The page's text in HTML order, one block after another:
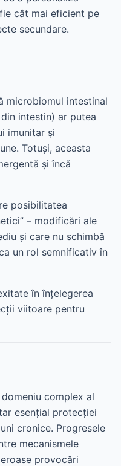
cât mai eficient pe
secundare.
microbiomul intestinal
intestin) ar putea
imunitar și
Totuși, aceasta
și încă
posibilitatea
– modificări ale
și care nu schimbă
un rol semnificativ în
în înțelegerea
viitoare pentru
complex al
esențial protecției
cronice. Progresele
mecanismele
provocări